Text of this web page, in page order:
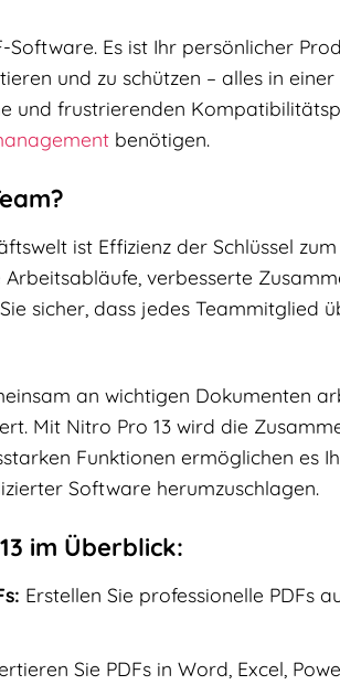
Software. Es ist Ihr persönlicher
und zu schützen – alles in
und frustrierenden
benötigen.
ist Effizienz der Schlüssel
verbesserte
sicher, dass jedes Teammitglied
an wichtigen Dokumenten
Mit Nitro Pro 13 wird die
Funktionen ermöglichen es
Software herumzuschlagen.
im Überblick:
Erstellen Sie professionelle PDFs
Sie PDFs in Word, Excel,